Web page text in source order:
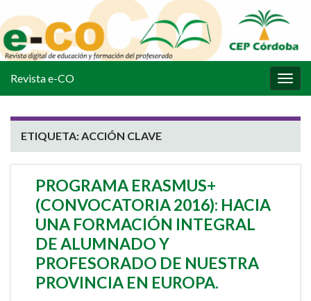
la
Revista e-CO
ETIQUETA: ACCIÓN CLAVE
PROGRAMA ERASMUS+
(CONVOCATORIA 2016): HACIA
UNA FORMACIÓN INTEGRAL
DE ALUMNADO Y
PROFESORADO DE NUESTRA
PROVINCIA EN EUROPA.